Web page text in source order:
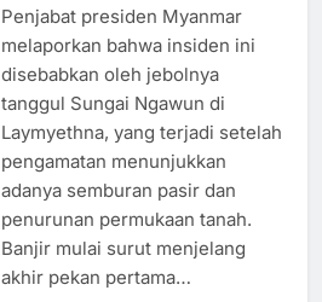
Penjabat presiden Myanmar
melaporkan bahwa insiden ini
disebabkan oleh jebolnya
tanggul Sungai Ngawun di
Laymyethna, yang terjadi setelah
pengamatan menunjukkan
adanya semburan pasir dan
penurunan permukaan tanah.
Banjir mulai surut menjelang
akhir pekan pertama…